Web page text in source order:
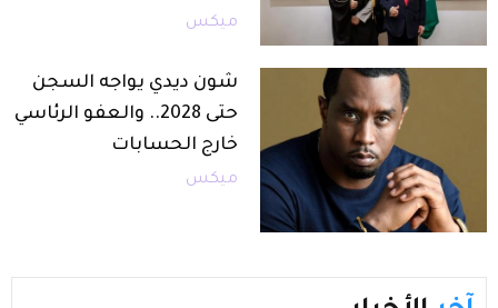
ميكس
شون ديدي يواجه السجن
حتى 2028.. والعفو الرئاسي
خارج الحسابات
ميكس